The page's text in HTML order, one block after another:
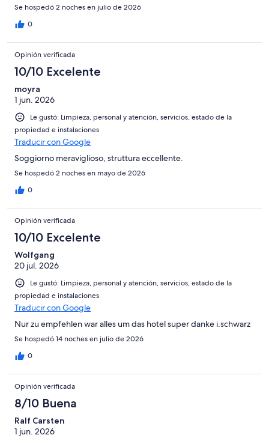
Se hospedó 2 noches en julio de 2026
0
Opinión verificada
10/10 Excelente
moyra
1 jun. 2026
Le gustó: Limpieza, personal y atención, servicios, estado de la
propiedad e instalaciones
Traducir con Google
Soggiorno meraviglioso, struttura eccellente.
Se hospedó 2 noches en mayo de 2026
0
Opinión verificada
10/10 Excelente
Wolfgang
20 jul. 2026
Le gustó: Limpieza, personal y atención, servicios, estado de la
propiedad e instalaciones
Traducir con Google
Nur zu empfehlen war alles um das hotel super danke i.schwarz
Se hospedó 14 noches en julio de 2026
0
Opinión verificada
8/10 Buena
Ralf Carsten
1 jun. 2026